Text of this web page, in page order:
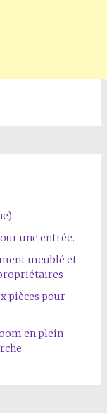
une entrée.
meublé et
pièces pour
en plein